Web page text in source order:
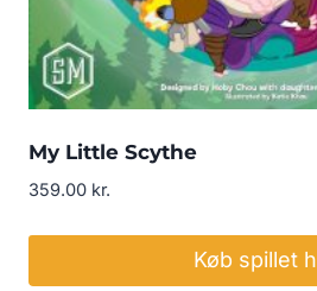
My Little Scythe
359.00 kr.
Køb spillet